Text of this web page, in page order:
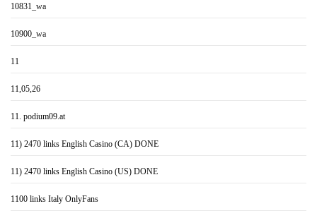
10831_wa
10900_wa
11
11,05,26
11. podium09.at
11) 2470 links English Casino (CA) DONE
11) 2470 links English Casino (US) DONE
1100 links Italy OnlyFans